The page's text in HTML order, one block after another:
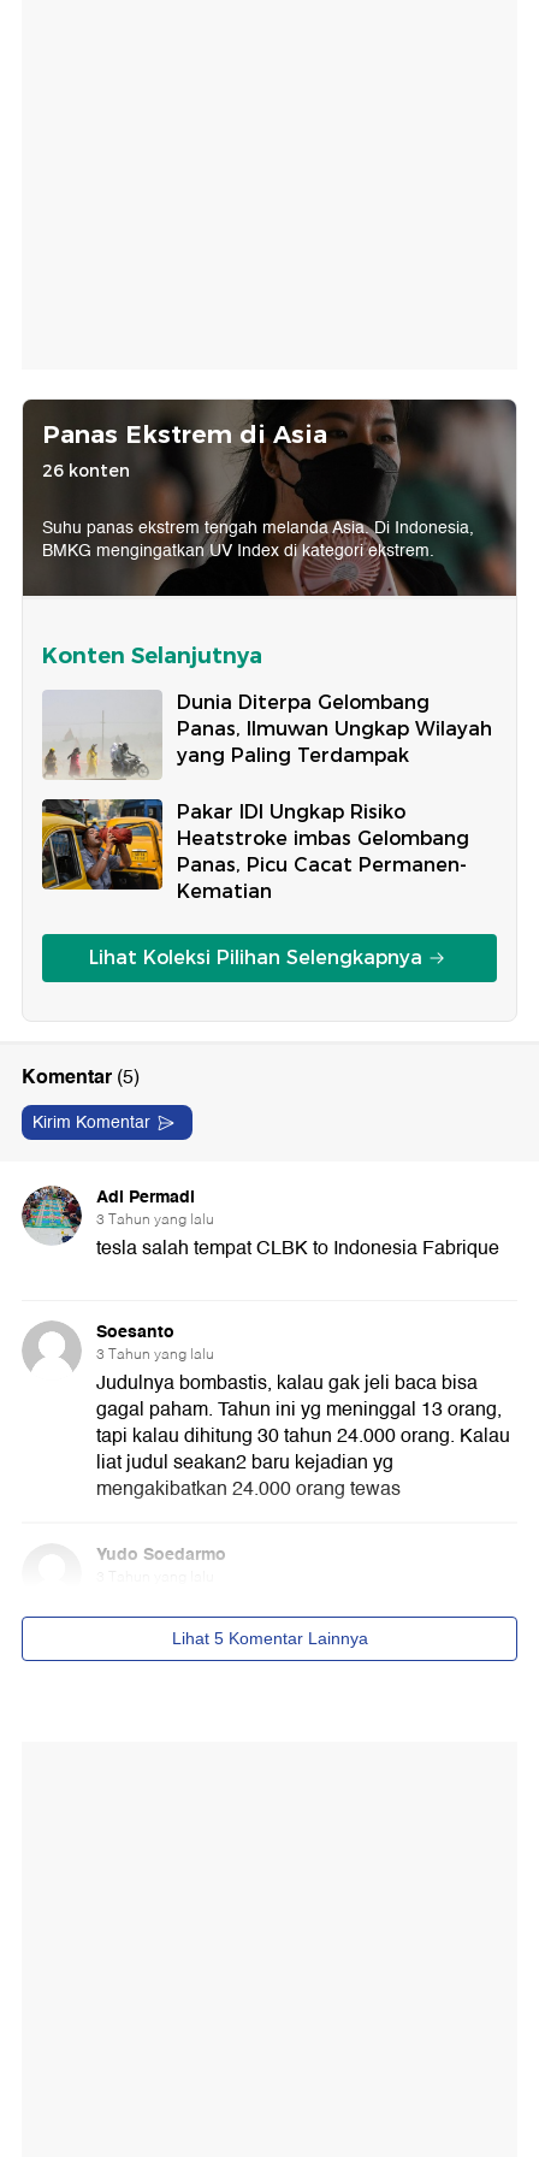
Panas Ekstrem di Asia
26 konten
Suhu panas ekstrem tengah melanda Asia. Di Indonesia,
BMKG mengingatkan UV Index di kategori ekstrem.
Konten Selanjutnya
Dunia Diterpa Gelombang
Panas, Ilmuwan Ungkap Wilayah
yang Paling Terdampak
Pakar IDI Ungkap Risiko
Heatstroke imbas Gelombang
Panas, Picu Cacat Permanen-
Kematian
Lihat Koleksi Pilihan Selengkapnya